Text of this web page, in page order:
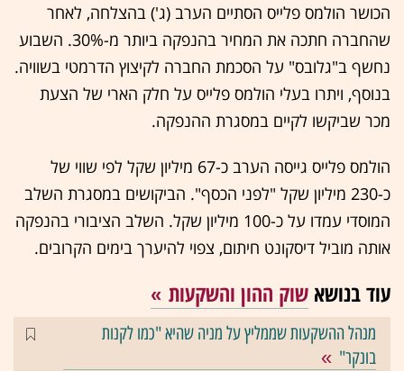
הכושר הולמס פלייס הסתיים הערב (ג') בהצלחה, לאחר
שהחברה חתכה את המחיר בהנפקה ביותר מ-30%. השבוע
נחשף ב"גלובס" על הסכמת החברה לקיצוץ הדרמטי בשוויה.
בנוסף, ויתרו בעלי הולמס פלייס על חלק הארי של הצעת
מכר שביקשו לקיים במסגרת ההנפקה.
הולמס פלייס גייסה הערב כ-67 מיליון שקל לפי שווי של
כ-230 מיליון שקל "לפני הכסף". הביקושים במסגרת השלב
המוסדי עמדו על כ-100 מיליון שקל. השלב הציבורי בהנפקה
אותה מוביל דיסקונט חיתום, צפוי להיערך בימים הקרובים.
עוד בנושא שוק ההון והשקעות
מנהל ההשקעות שממליץ על מניה שהיא "כמו לקנות
בונקר"